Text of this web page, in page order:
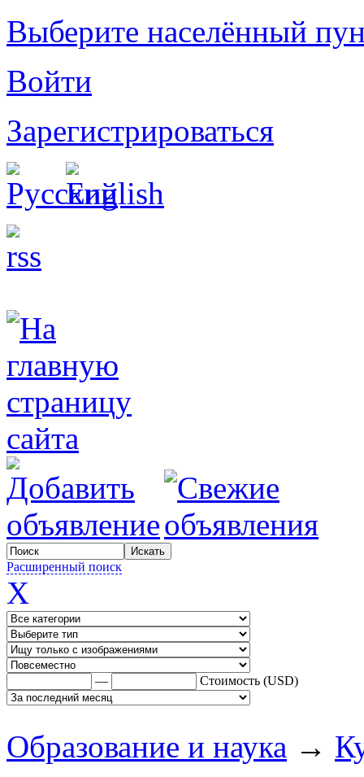
Выберите населённый
Войти
Зарегистрироваться
Расширенный поиск
X
— Стоимость (USD)
Образование и наука →